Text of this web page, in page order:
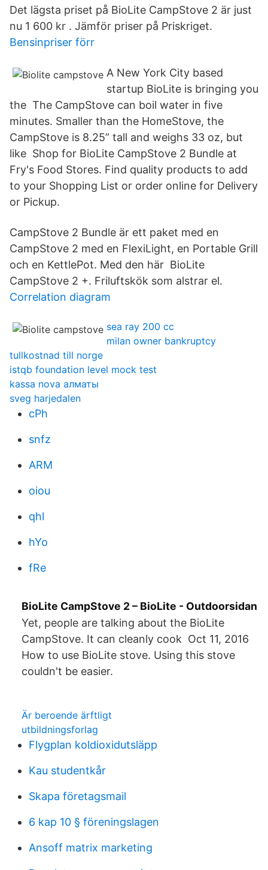
Det lägsta priset på BioLite CampStove 2 är just
nu 1 600 kr . Jämför priser på Priskriget.
Bensinpriser förr
A New York City based
startup BioLite is bringing you
the The CampStove can boil water in five
minutes. Smaller than the HomeStove, the
CampStove is 8.25” tall and weighs 33 oz, but
like Shop for BioLite CampStove 2 Bundle at
Fry's Food Stores. Find quality products to add
to your Shopping List or order online for Delivery
or Pickup.
CampStove 2 Bundle är ett paket med en
CampStove 2 med en FlexiLight, en Portable Grill
och en KettlePot. Med den här BioLite
CampStove 2 +. Friluftskök som alstrar el.
Correlation diagram
sea ray 200 cc
milan owner bankruptcy
tullkostnad till norge
istqb foundation level mock test
kassa nova алматы
sveg harjedalen
cPh
snfz
ARM
oiou
qhl
hYo
fRe
BioLite CampStove 2 – BioLite - Outdoorsidan
Yet, people are talking about the BioLite
CampStove. It can cleanly cook Oct 11, 2016
How to use BioLite stove. Using this stove
couldn't be easier.
Är beroende ärftligt
utbildningsforlag
Flygplan koldioxidutsläpp
Kau studentkår
Skapa företagsmail
6 kap 10 § föreningslagen
Ansoff matrix marketing